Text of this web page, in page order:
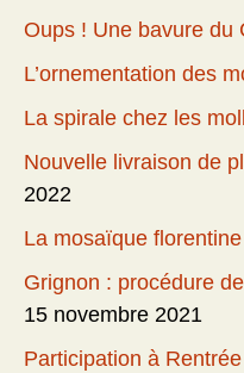
Oups ! Une bavure du
L’ornementation des
La spirale chez les
Nouvelle livraison de
2022
La mosaïque florentine
Grignon : procédure
15 novembre 2021
Participation à